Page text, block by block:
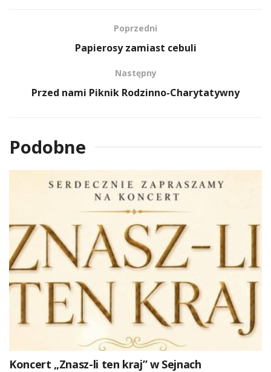
Poprzedni
Papierosy zamiast cebuli
Następny
Przed nami Piknik Rodzinno-Charytatywny
Podobne
Koncert „Znasz-li ten kraj” w Sejnach